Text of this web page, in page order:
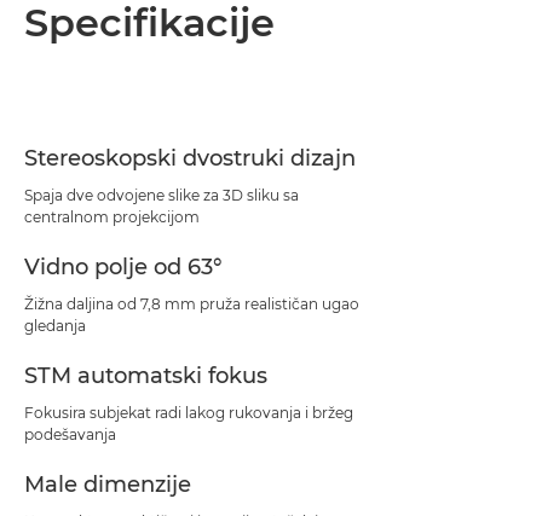
Specifikacije
Stereoskopski dvostruki dizajn
Spaja dve odvojene slike za 3D sliku sa
centralnom projekcijom
Vidno polje od 63°
Žižna daljina od 7,8 mm pruža realističan ugao
gledanja
STM automatski fokus
Fokusira subjekat radi lakog rukovanja i bržeg
podešavanja
Male dimenzije